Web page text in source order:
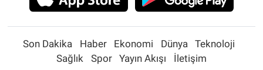
Son Dakika Haber Ekonomi Dünya
Teknoloji
Sağlık
Spor Yayın Akışı İletişim